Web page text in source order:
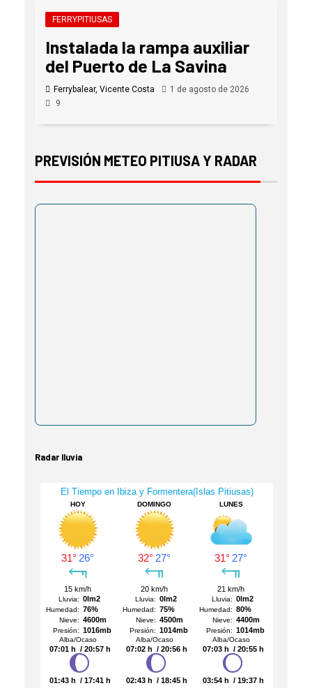
FERRYPITIUSAS
Instalada la rampa auxiliar
del Puerto de La Savina
Ferrybalear, Vicente Costa
1 de agosto de 2026
9
PREVISIÓN METEO PITIUSA Y RADAR
Radar lluvia